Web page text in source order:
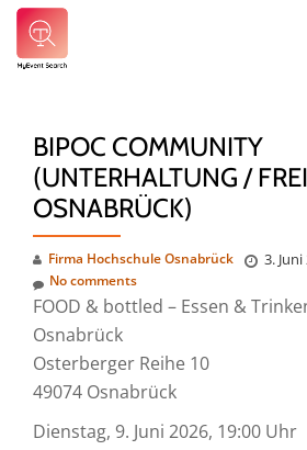
Skip
BIPOC COMMUNITY
(UNTERHALTUNG /
OSNABRÜCK)
Firma Hochschule Osnabrück 3.
No comments
FOOD & bottled – Essen &
Osnabrück
Osterberger Reihe 10
49074 Osnabrück
Dienstag, 9. Juni 2026, 19:00 Uhr